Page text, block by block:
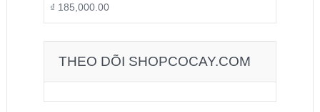
₫ 185,000.00
THEO DÕI SHOPCOCAY.COM